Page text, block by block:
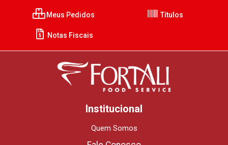
Meus Pedidos Títulos
Notas Fiscais
Institucional
Quem Somos